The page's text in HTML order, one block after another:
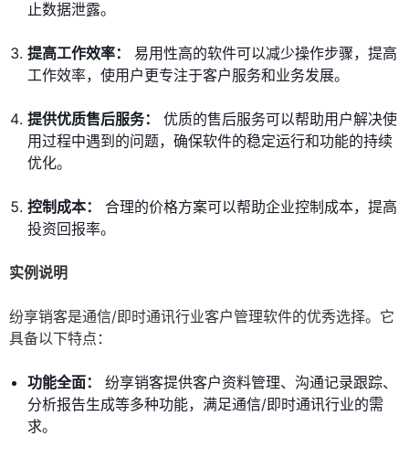
止数据泄露。
提高工作效率：
易用性高的软件可以减少操作步骤，提高
工作效率，使用户更专注于客户服务和业务发展。
提供优质售后服务：
优质的售后服务可以帮助用户解决使
用过程中遇到的问题，确保软件的稳定运行和功能的持续
优化。
控制成本：
合理的价格方案可以帮助企业控制成本，提高
投资回报率。
实例说明
纷享销客是通信/即时通讯行业客户管理软件的优秀选择。它
具备以下特点：
功能全面：
纷享销客提供客户资料管理、沟通记录跟踪、
分析报告生成等多种功能，满足通信/即时通讯行业的需
求。